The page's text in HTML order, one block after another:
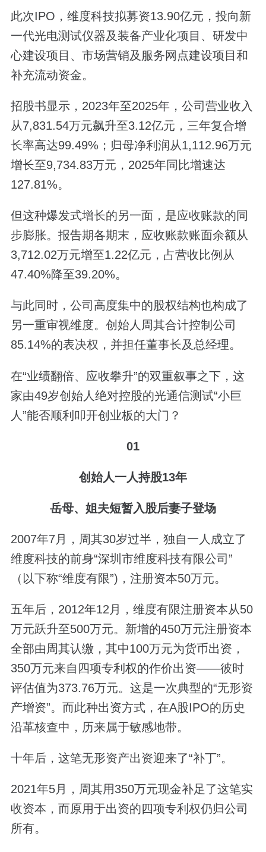
此次IPO，维度科技拟募资13.90亿元，投向新
一代光电测试仪器及装备产业化项目、研发中
心建设项目、市场营销及服务网点建设项目和
补充流动资金。
招股书显示，2023年至2025年，公司营业收入
从7,831.54万元飙升至3.12亿元，三年复合增
长率高达99.49%；归母净利润从1,112.96万元
增长至9,734.83万元，2025年同比增速达
127.81%。
但这种爆发式增长的另一面，是应收账款的同
步膨胀。报告期各期末，应收账款账面余额从
3,712.02万元增至1.22亿元，占营收比例从
47.40%降至39.20%。
与此同时，公司高度集中的股权结构也构成了
另一重审视维度。创始人周其合计控制公司
85.14%的表决权，并担任董事长及总经理。
在“业绩翻倍、应收攀升”的双重叙事之下，这
家由49岁创始人绝对控股的光通信测试“小巨
人”能否顺利叩开创业板的大门？
01
创始人一人持股13年
岳母、姐夫短暂入股后妻子登场
2007年7月，周其30岁过半，独自一人成立了
维度科技的前身“深圳市维度科技有限公司”
（以下称“维度有限”)，注册资本50万元。
五年后，2012年12月，维度有限注册资本从50
万元跃升至500万元。新增的450万元注册资本
全部由周其认缴，其中100万元为货币出资，
350万元来自四项专利权的作价出资——彼时
评估值为373.76万元。这是一次典型的“无形资
产增资”。而此种出资方式，在A股IPO的历史
沿革核查中，历来属于敏感地带。
十年后，这笔无形资产出资迎来了“补丁”。
2021年5月，周其用350万元现金补足了这笔实
收资本，而原用于出资的四项专利权仍归公司
所有。